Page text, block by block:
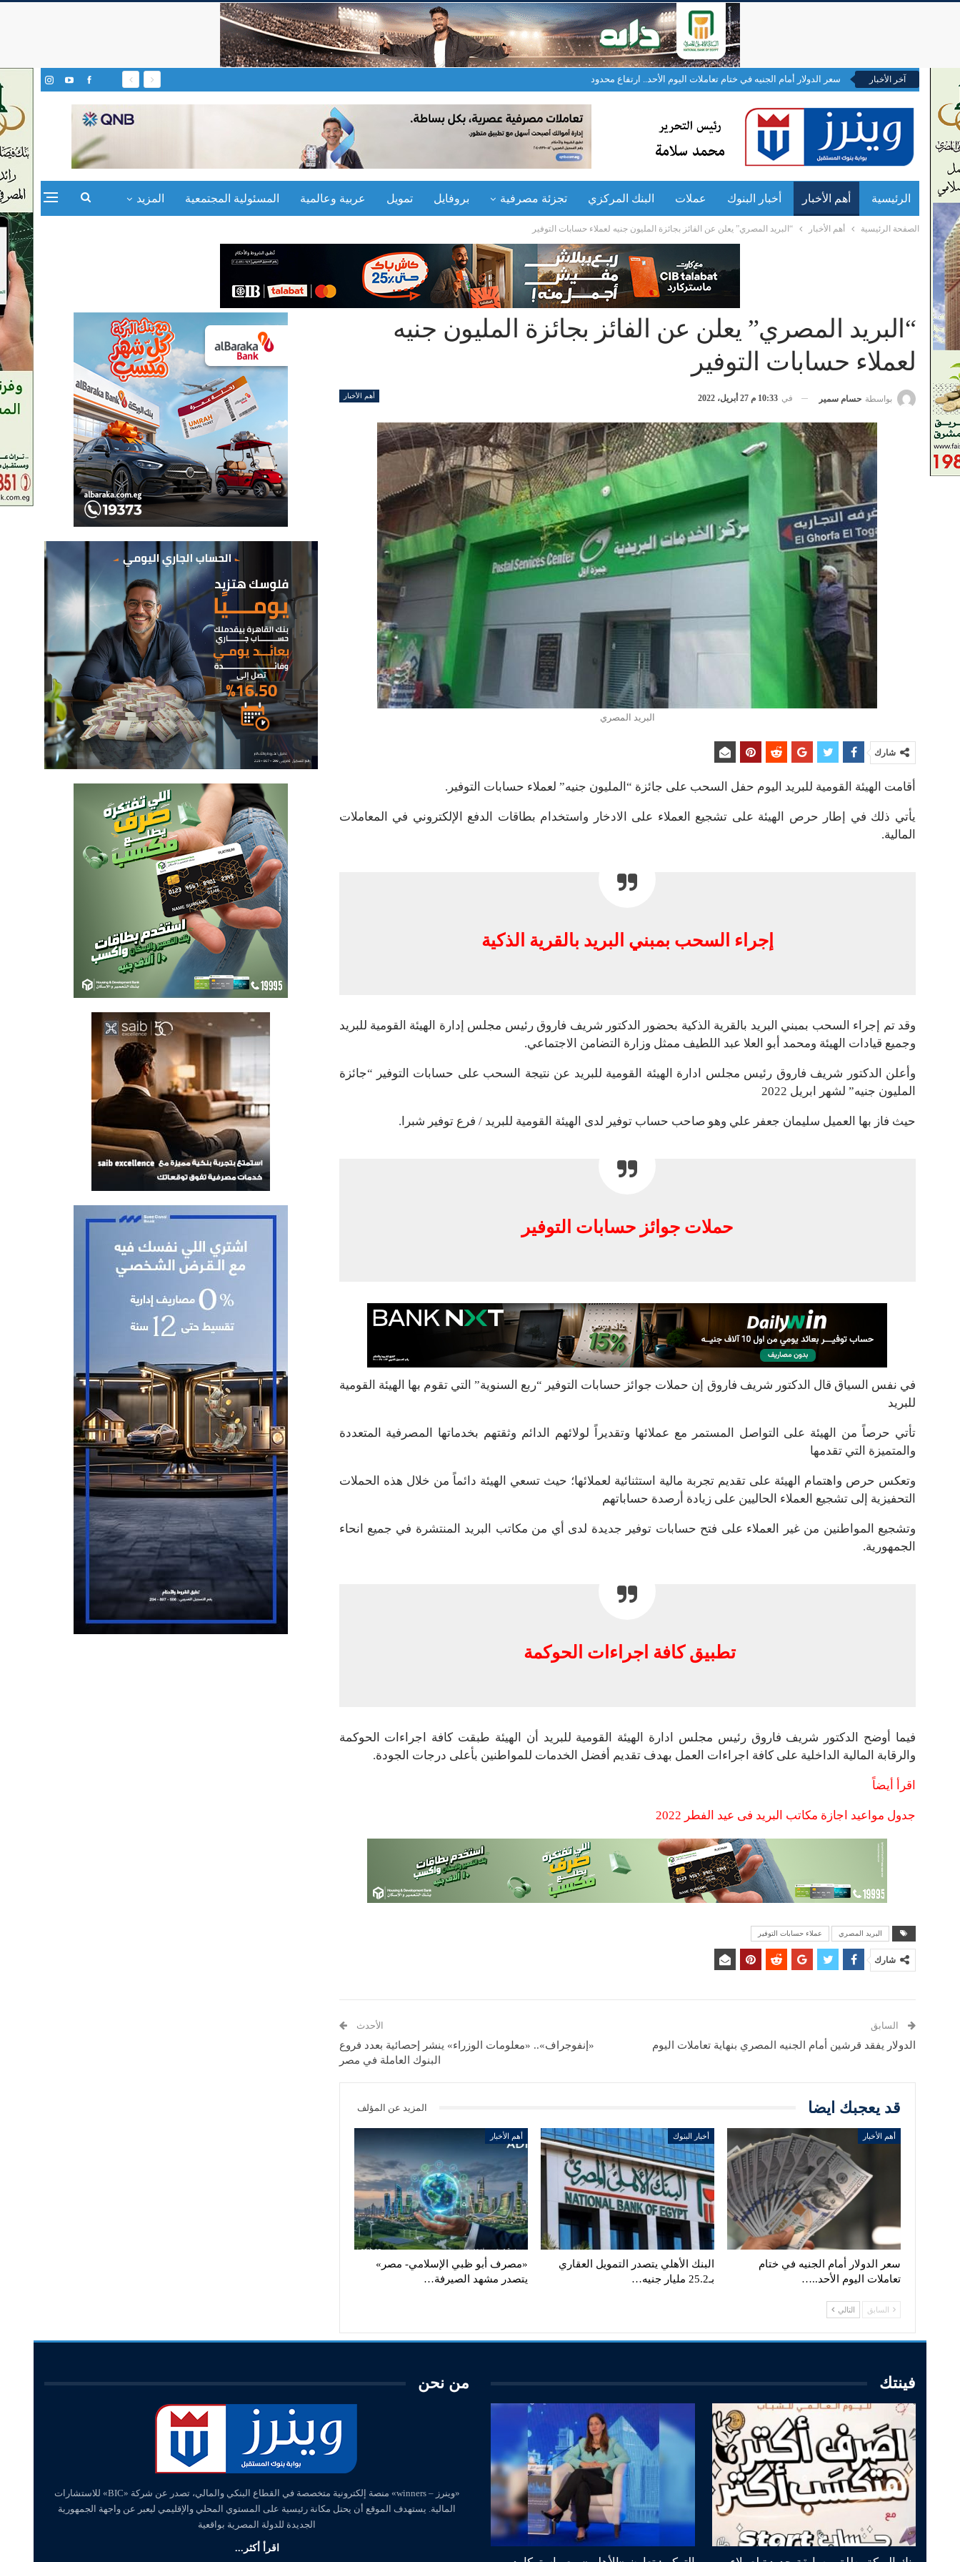
آخر الأخبار سعر الدولار أمام الجنيه في ختام تعاملات اليوم الأحد.. ارتفاع محدود
الرئيسية أهم الأخبار أخبار البنوك عملات البنك المركزي تجزئة مصرفية بروفايل تمويل عربية وعالمية المسئولية المجتمعية المزيد
الصفحة الرئيسية أهم الأخبار “البريد المصري” يعلن عن الفائز بجائزة المليون جنيه لعملاء حسابات التوفير
“البريد المصري” يعلن عن الفائز بجائزة المليون جنيه
لعملاء حسابات التوفير
أهم الأخبار بواسطة حسام سمير في 10:33 م 27 أبريل، 2022
البريد المصري
شارك
أقامت الهيئة القومية للبريد اليوم حفل السحب على جائزة “المليون جنيه” لعملاء حسابات التوفير.
يأتي ذلك في إطار حرص الهيئة على تشجيع العملاء على الادخار واستخدام بطاقات الدفع الإلكتروني في المعاملات
المالية.
إجراء السحب بمبني البريد بالقرية الذكية
وقد تم إجراء السحب بمبني البريد بالقرية الذكية بحضور الدكتور شريف فاروق رئيس مجلس إدارة الهيئة القومية للبريد
وجميع قيادات الهيئة ومحمد أبو العلا عبد اللطيف ممثل وزارة التضامن الاجتماعي.
وأعلن الدكتور شريف فاروق رئيس مجلس ادارة الهيئة القومية للبريد عن نتيجة السحب على حسابات التوفير “جائزة
المليون جنيه” لشهر ابريل 2022
حيث فاز بها العميل سليمان جعفر علي وهو صاحب حساب توفير لدى الهيئة القومية للبريد / فرع توفير شبرا.
حملات جوائز حسابات التوفير
في نفس السياق قال الدكتور شريف فاروق إن حملات جوائز حسابات التوفير “ربع السنوية” التي تقوم بها الهيئة القومية
للبريد
تأتي حرصاً من الهيئة على التواصل المستمر مع عملائها وتقديراً لولائهم الدائم وثقتهم بخدماتها المصرفية المتعددة
والمتميزة التي تقدمها
وتعكس حرص واهتمام الهيئة على تقديم تجربة مالية استثنائية لعملائها؛ حيث تسعي الهيئة دائماً من خلال هذه الحملات
التحفيزية إلى تشجيع العملاء الحاليين على زيادة أرصدة حساباتهم
وتشجيع المواطنين من غير العملاء على فتح حسابات توفير جديدة لدى أي من مكاتب البريد المنتشرة في جميع انحاء
الجمهورية.
تطبيق كافة اجراءات الحوكمة
فيما أوضح الدكتور شريف فاروق رئيس مجلس ادارة الهيئة القومية للبريد أن الهيئة طبقت كافة اجراءات الحوكمة
والرقابة المالية الداخلية على كافة اجراءات العمل بهدف تقديم أفضل الخدمات للمواطنين بأعلى درجات الجودة.
اقرأ أيضاً
جدول مواعيد اجازة مكاتب البريد فى عيد الفطر 2022
البريد المصري عملاء حسابات التوفير
شارك
السابق
الدولار يفقد قرشين أمام الجنيه المصري بنهاية تعاملات اليوم
الأحدث
«إنفوجراف».. «معلومات الوزراء» ينشر إحصائية بعدد فروع
البنوك العاملة في مصر
قد يعجبك ايضا المزيد عن المؤلف
أهم الأخبار
سعر الدولار أمام الجنيه في ختام
تعاملات اليوم الأحد..…
أخبار البنوك
البنك الأهلي يتصدر التمويل العقاري
بـ25.2 مليار جنيه…
أهم الأخبار
«مصرف أبو ظبي الإسلامي- مصر»
يتصدر مشهد الصيرفة…
السابق التالي
فينتك من نحن
«وينرز – winners» منصة إلكترونية متخصصة في القطاع البنكي والمالي، تصدر عن شركة «BIC» للاستشارات
المالية. يستهدف الموقع أن يحتل مكانة رئيسية على المستوي المحلي والإقليمي ليعبر عن واجهة الجمهورية
الجديدة للدولة المصرية بواقعية
اقرأ أكثر...